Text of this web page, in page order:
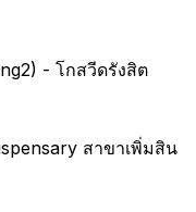
- โกสวีดรังสิต
สาขาเพิ่มสิน